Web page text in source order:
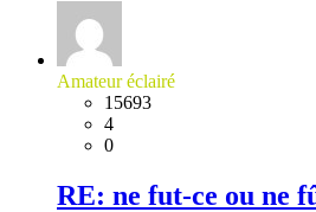
Amateur éclairé
15693
4
0
RE: ne fut-ce ou ne